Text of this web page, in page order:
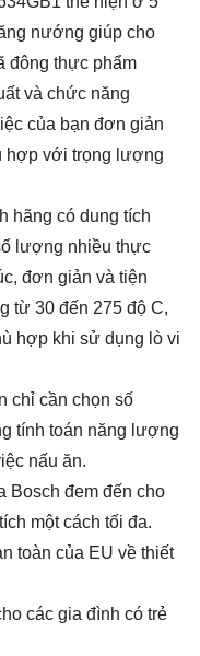
nướng giúp cho
đông thực phẩm
và chức năng
của bạn đơn giản
hợp với trọng lượng
hãng có dung tích
lượng nhiều thực
đơn giản và tiện
từ 30 đến 275 độ C,
hợp khi sử dụng lò vi
chỉ cần chọn số
tính toán năng lượng
nấu ăn.
Bosch đem đến cho
một cách tối đa.
toàn của EU về thiết
các gia đình có trẻ